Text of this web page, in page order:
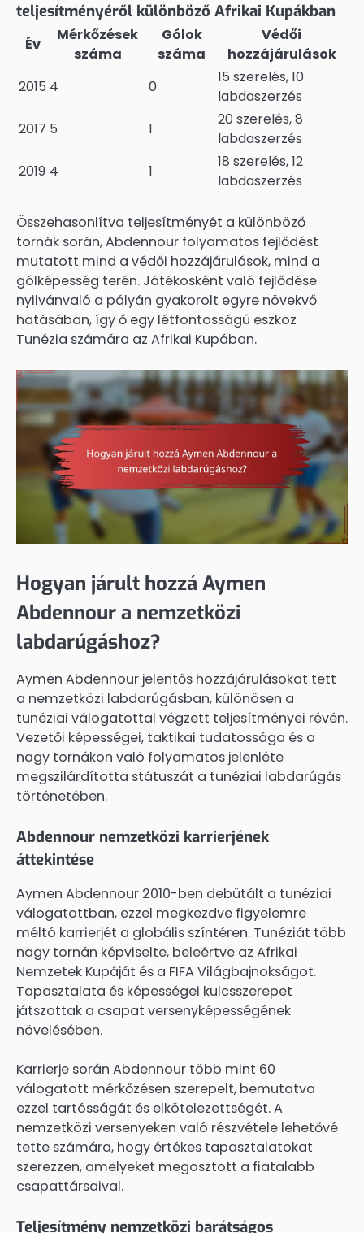
teljesítményéről különböző Afrikai Kupákban
Év
Mérkőzések
száma
Gólok
száma
Védői
hozzájárulások
2015 4 0
15 szerelés, 10
labdaszerzés
2017 5 1
20 szerelés, 8
labdaszerzés
2019 4 1
18 szerelés, 12
labdaszerzés
Összehasonlítva teljesítményét a különböző
tornák során, Abdennour folyamatos fejlődést
mutatott mind a védői hozzájárulások, mind a
gólképesség terén. Játékosként való fejlődése
nyilvánvaló a pályán gyakorolt egyre növekvő
hatásában, így ő egy létfontosságú eszköz
Tunézia számára az Afrikai Kupában.
Hogyan járult hozzá Aymen
Abdennour a nemzetközi
labdarúgáshoz?
Aymen Abdennour jelentős hozzájárulásokat tett
a nemzetközi labdarúgásban, különösen a
tunéziai válogatottal végzett teljesítményei révén.
Vezetői képességei, taktikai tudatossága és a
nagy tornákon való folyamatos jelenléte
megszilárdította státuszát a tunéziai labdarúgás
történetében.
Abdennour nemzetközi karrierjének
áttekintése
Aymen Abdennour 2010-ben debütált a tunéziai
válogatottban, ezzel megkezdve figyelemre
méltó karrierjét a globális színtéren. Tunéziát több
nagy tornán képviselte, beleértve az Afrikai
Nemzetek Kupáját és a FIFA Világbajnokságot.
Tapasztalata és képességei kulcsszerepet
játszottak a csapat versenyképességének
növelésében.
Karrierje során Abdennour több mint 60
válogatott mérkőzésen szerepelt, bemutatva
ezzel tartósságát és elkötelezettségét. A
nemzetközi versenyeken való részvétele lehetővé
tette számára, hogy értékes tapasztalatokat
szerezzen, amelyeket megosztott a fiatalabb
csapattársaival.
Teljesítmény nemzetközi barátságos